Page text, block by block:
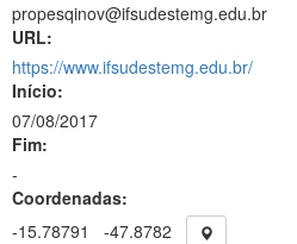
propesqinov@ifsudestemg.edu.br
URL:
https://www.ifsudestemg.edu.br/
Início:
07/08/2017
Fim:
-
Coordenadas:
-15.78791
-47.8782